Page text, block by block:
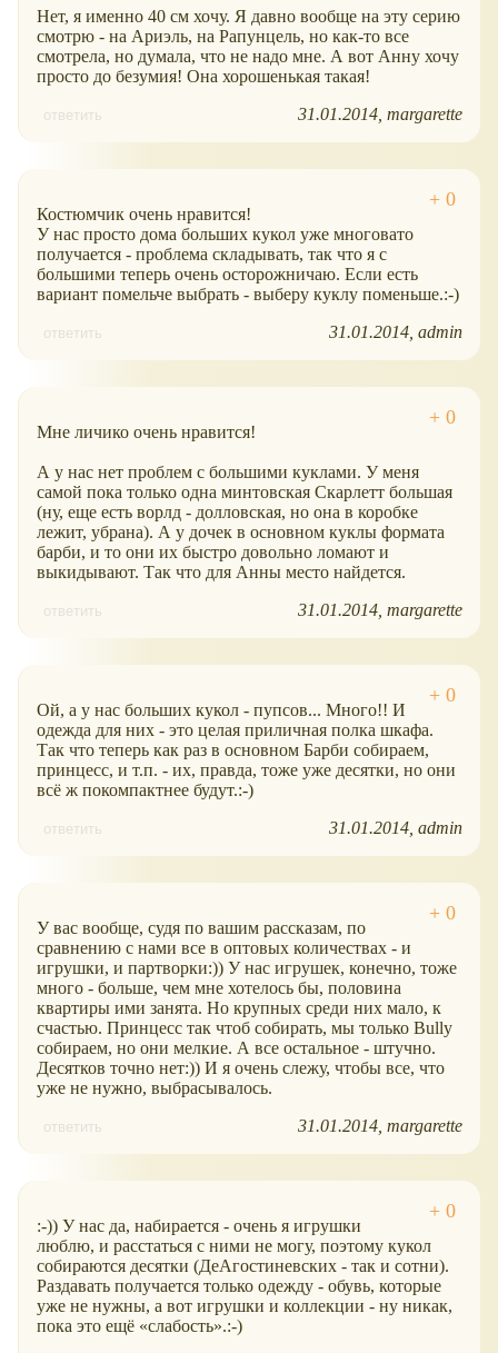
Нет, я именно 40 см хочу. Я давно вообще на эту серию
смотрю - на Ариэль, на Рапунцель, но как-то все
смотрела, но думала, что не надо мне. А вот Анну хочу
просто до безумия! Она хорошенькая такая!
ответить 31.01.2014 margarette
Костюмчик очень нравится!
У нас просто дома больших кукол уже многовато
получается - проблема складывать, так что я с
большими теперь очень осторожничаю. Если есть
вариант помельче выбрать - выберу куклу поменьше.:-)
ответить 31.01.2014 admin
Мне личико очень нравится!
А у нас нет проблем с большими куклами. У меня
самой пока только одна минтовская Скарлетт большая
(ну, еще есть ворлд - долловская, но она в коробке
лежит, убрана). А у дочек в основном куклы формата
барби, и то они их быстро довольно ломают и
выкидывают. Так что для Анны место найдется.
ответить 31.01.2014 margarette
Ой, а у нас больших кукол - пупсов... Много!! И
одежда для них - это целая приличная полка шкафа.
Так что теперь как раз в основном Барби собираем,
принцесс, и т.п. - их, правда, тоже уже десятки, но они
всё ж покомпактнее будут.:-)
ответить 31.01.2014 admin
У вас вообще, судя по вашим рассказам, по
сравнению с нами все в оптовых количествах - и
игрушки, и партворки:)) У нас игрушек, конечно, тоже
много - больше, чем мне хотелось бы, половина
квартиры ими занята. Но крупных среди них мало, к
счастью. Принцесс так чтоб собирать, мы только Bully
собираем, но они мелкие. А все остальное - штучно.
Десятков точно нет:)) И я очень слежу, чтобы все, что
уже не нужно, выбрасывалось.
ответить 31.01.2014 margarette
:-)) У нас да, набирается - очень я игрушки
люблю, и расстаться с ними не могу, поэтому кукол
собираются десятки (ДеАгостиневских - так и сотни).
Раздавать получается только одежду - обувь, которые
уже не нужны, а вот игрушки и коллекции - ну никак,
пока это ещё
слабость .:-)